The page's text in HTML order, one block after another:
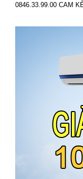
0846.33.99.00 CAM